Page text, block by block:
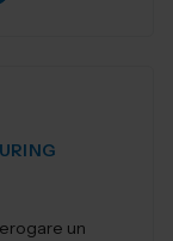
un